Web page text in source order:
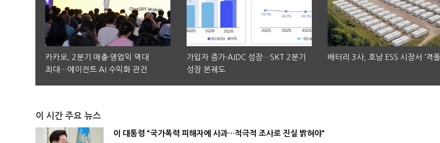
카카오, 2분기 매출·영업익 역대
최대…에이전트 AI 수익화 관건
가입자 증가·AIDC 성장…SKT 2분기
성장 본궤도
배터리 3사, 호남 ESS 시장서 ‘격돌
이 시간 주요 뉴스
이 대통령 "국가폭력 피해자에 사과…적극적 조사로 진실 밝혀야"